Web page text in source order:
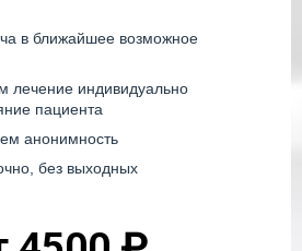
в ближайшее возможное
лечение индивидуально
пациента
анонимность
без выходных